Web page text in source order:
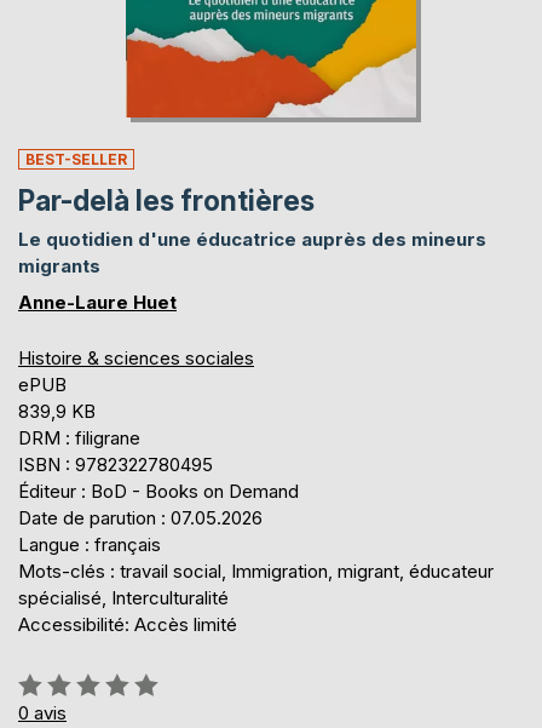
BEST-SELLER
Par-delà les frontières
Le quotidien d'une éducatrice auprès des mineurs
migrants
Anne-Laure Huet
Histoire & sciences sociales
ePUB
839,9 KB
DRM : filigrane
ISBN : 9782322780495
Éditeur : BoD - Books on Demand
Date de parution : 07.05.2026
Langue : français
Mots-clés : travail social, Immigration, migrant, éducateur
spécialisé, Interculturalité
Accessibilité: Accès limité
Évaluation:
0%
0 avis